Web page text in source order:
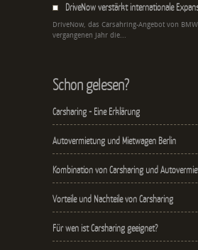
DriveNow verstärkt internationale
DriveNow, das Carsahring-Angebot von
vergangenen Jahr die...
Schon gelesen?
Carsharing - Eine Erklärung
Autovermietung und Mietwagen Berlin
Kombination von Carsharing und
Vorteile und Nachteile von Carsharing
Für wen ist Carsharing geeignet?